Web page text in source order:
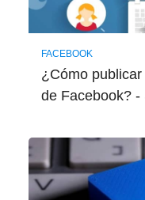
FACEBOOK
¿Cómo
de Facebook? -